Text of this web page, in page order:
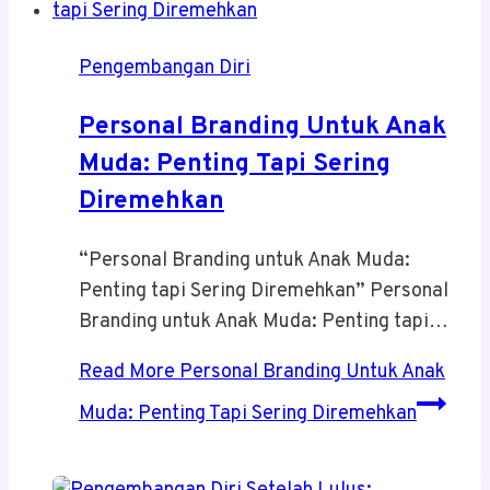
Pengembangan Diri
Personal Branding Untuk Anak
Muda: Penting Tapi Sering
Diremehkan
“Personal Branding untuk Anak Muda:
Penting tapi Sering Diremehkan” Personal
Branding untuk Anak Muda: Penting tapi…
Read MorePersonal Branding Untuk Anak
Muda: Penting Tapi Sering Diremehkan